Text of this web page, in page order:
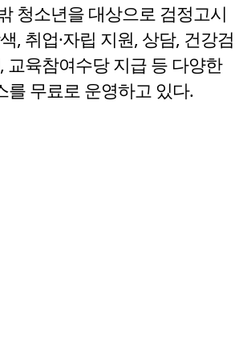
청소년을 대상으로 검정고시
, 취업·자립 지원, 상담, 건강검
교육참여수당 지급 등 다양한
를 무료로 운영하고 있다.